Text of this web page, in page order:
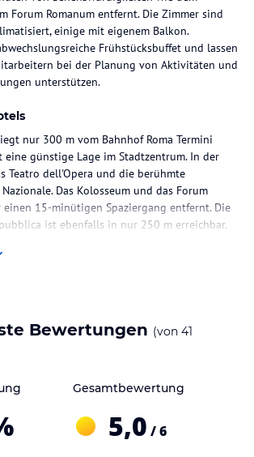
Forum Romanum entfernt. Die Zimmer sind
einige mit eigenem Balkon.
Frühstücksbuffet und lassen
bei der Planung von Aktivitäten und
unterstützen.
nur 300 m vom Bahnhof Roma Termini
günstige Lage im Stadtzentrum. In der
Teatro dell'Opera und die berühmte
Das Kolosseum und das Forum
einen 15-minütigen Spaziergang entfernt. Die
ist ebenfalls in nur 250 m erreichbar.
im Hotel
Sie den Blick auf die Dächer von Rom und
genießen können.
Hotel Impero. Hier finden Sie frisches Obst,
Produkte, um gestärkt in den Tag zu
Bewertungen (von 41
Gesamtbewertung
5,0 / 6